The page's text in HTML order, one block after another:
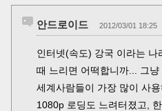
안드로이드 2012/03/01 18:25
인터넷(속도) 강국 이라는
때 느리면 어떡합니까... 그
세계사람들이 가장 많이 사
1080p 로딩도 느려터졌고,